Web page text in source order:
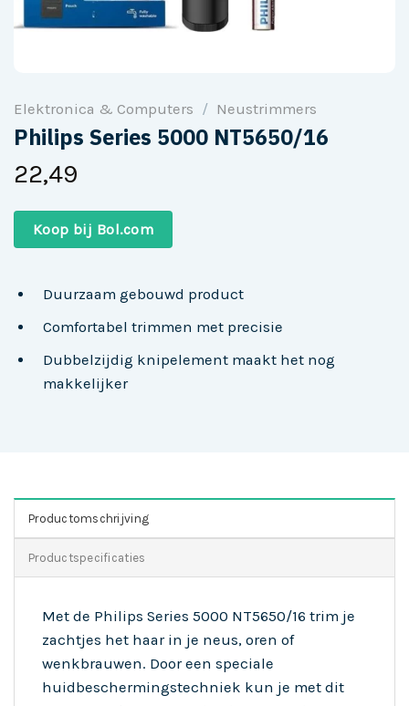
Elektronica & Computers / Neustrimmers
Philips Series 5000 NT5650/16
22,49
Koop bij Bol.com
Duurzaam gebouwd product
Comfortabel trimmen met precisie
Dubbelzijdig knipelement maakt het nog
makkelijker
Productomschrijving
Productspecificaties
Met de Philips Series 5000 NT5650/16 trim je
zachtjes het haar in je neus, oren of
wenkbrauwen. Door een speciale
huidbeschermingstechniek kun je met dit